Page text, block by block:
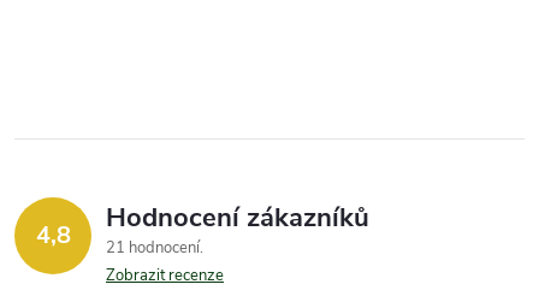
4,8 Hodnocení zákazníků
21 hodnocení
Zobrazit recenze